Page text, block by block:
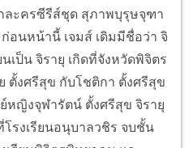
ละครซีรีส์ชุด สุภาพบุรุษจุฑา
นหน้านี้ เจมส์ เดิมมีชื่อว่า จิ
เป็น จิรายุ เกิดที่จังหวัดพิจิตร
ตั้งศรีสุข กับโชติกา ตั้งศรีสุข
ญิงจุฬารัตน์ ตั้งศรีสุข จิรายุ
รงเรียนอนุบาลวชิร จบชั้น